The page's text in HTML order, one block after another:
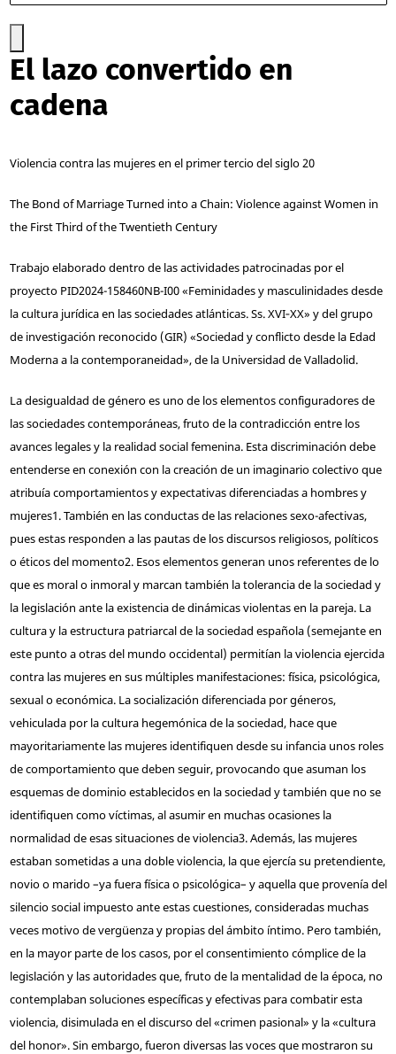
El lazo convertido en
cadena
Violencia contra las mujeres en el primer tercio del siglo 20
The Bond of Marriage Turned into a Chain: Violence against Women in
the First Third of the Twentieth Century
Trabajo elaborado dentro de las actividades patrocinadas por el
proyecto PID2024-158460NB-I00 «Feminidades y masculinidades desde
la cultura jurídica en las sociedades atlánticas. Ss. XVI‑XX» y del grupo
de investigación reconocido (GIR) «Sociedad y conflicto desde la Edad
Moderna a la contemporaneidad», de la Universidad de Valladolid.
La desigualdad de género es uno de los elementos configuradores de
las sociedades contemporáneas, fruto de la contradicción entre los
avances legales y la realidad social femenina. Esta discriminación debe
entenderse en conexión con la creación de un imaginario colectivo que
atribuía comportamientos y expectativas diferenciadas a hombres y
mujeres1. También en las conductas de las relaciones sexo-afectivas,
pues estas responden a las pautas de los discursos religiosos, políticos
o éticos del momento2. Esos elementos generan unos referentes de lo
que es moral o inmoral y marcan también la tolerancia de la sociedad y
la legislación ante la existencia de dinámicas violentas en la pareja. La
cultura y la estructura patriarcal de la sociedad española (semejante en
este punto a otras del mundo occidental) permitían la violencia ejercida
contra las mujeres en sus múltiples manifestaciones: física, psicológica,
sexual o económica. La socialización diferenciada por géneros,
vehiculada por la cultura hegemónica de la sociedad, hace que
mayoritariamente las mujeres identifiquen desde su infancia unos roles
de comportamiento que deben seguir, provocando que asuman los
esquemas de dominio establecidos en la sociedad y también que no se
identifiquen como víctimas, al asumir en muchas ocasiones la
normalidad de esas situaciones de violencia3. Además, las mujeres
estaban sometidas a una doble violencia, la que ejercía su pretendiente,
novio o marido –ya fuera física o psicológica– y aquella que provenía del
silencio social impuesto ante estas cuestiones, consideradas muchas
veces motivo de vergüenza y propias del ámbito íntimo. Pero también,
en la mayor parte de los casos, por el consentimiento cómplice de la
legislación y las autoridades que, fruto de la mentalidad de la época, no
contemplaban soluciones específicas y efectivas para combatir esta
violencia, disimulada en el discurso del «crimen pasional» y la «cultura
del honor». Sin embargo, fueron diversas las voces que mostraron su